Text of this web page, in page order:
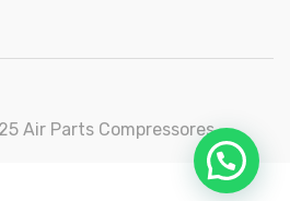
Air Parts Compressores.